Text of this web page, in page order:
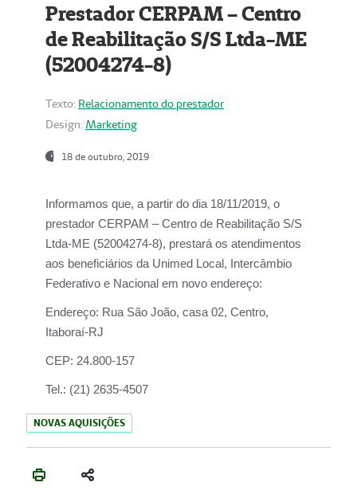
Prestador CERPAM – Centro
de Reabilitação S/S Ltda-ME
(52004274-8)
Texto: Relacionamento do prestador
Design: Marketing
18 de outubro, 2019
Informamos que, a partir do dia 18/11/2019, o
prestador CERPAM – Centro de Reabilitação S/S
Ltda-ME (52004274-8), prestará os atendimentos
aos beneficiários da Unimed Local, Intercâmbio
Federativo e Nacional em novo endereço:
Endereço: Rua São João, casa 02, Centro,
Itaboraí-RJ
CEP: 24.800-157
Tel.: (21) 2635-4507
NOVAS AQUISIÇÕES